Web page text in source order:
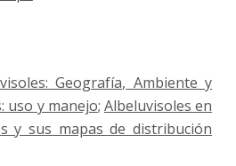
Geografía, Ambiente y
uso y manejo; Albeluvisoles en
y sus mapas de distribución